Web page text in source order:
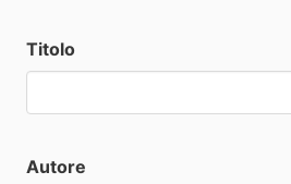
Titolo
Autore